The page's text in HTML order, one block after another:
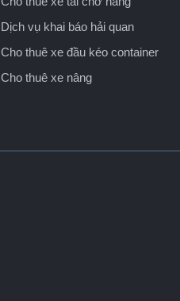
Dịch vụ khai báo hải quan
Cho thuê xe đầu kéo container
Cho thuê xe nâng